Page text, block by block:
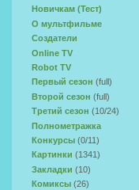
Новичкам (Тест)
О мультфильме
Создатели
Online TV
Robot TV
Первый сезон (full)
Второй сезон (full)
Третий сезон (10/24)
Полнометражка
Конкурсы (0/11)
Картинки (1341)
Закладки (10)
Комиксы (26)